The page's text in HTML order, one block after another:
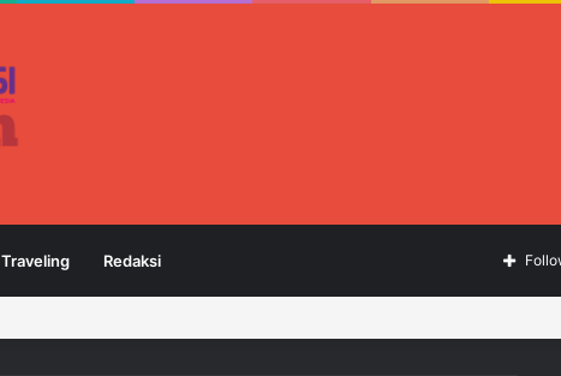
Traveling Redaksi